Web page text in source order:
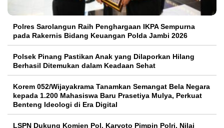
Polres Sarolangun Raih Penghargaan IKPA Sempurna
pada Rakernis Bidang Keuangan Polda Jambi 2026
Polsek Pinang Pastikan Anak yang Dilaporkan Hilang
Berhasil Ditemukan dalam Keadaan Sehat
Korem 052/Wijayakrama Tanamkan Semangat Bela Negara
kepada 1.200 Mahasiswa Baru Prasetiya Mulya, Perkuat
Benteng Ideologi di Era Digital
LSPN Dukung Komjen Pol. Karyoto Pimpin Polri, Nilai